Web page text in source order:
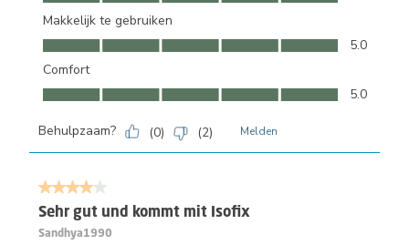
Makkelijk te gebruiken
Makkelijk te gebruiken, 5.0 van 5
5.0
Comfort
Comfort, 5.0 van 5
5.0
Behulpzaam? (0) (2) Melden
4 van 5 sterren.
Sehr gut und kommt mit Isofix
Sandhya1990